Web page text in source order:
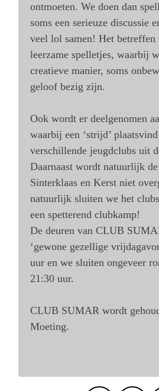
ontmoeten. We doen dan
soms een serieuze discussie
veel lol samen! Het betreffen
leerzame spelletjes, waarbij
creatieve manier, soms
geloof bezig zijn.
Ook wordt er deelgenomen
waarbij een ‘strijd’
verschillende jeugdclubs uit
Daarnaast wordt natuurlijk
Sinterklaas en Kerst niet
natuurlijk sluiten we het
een spetterend clubkamp!
De deuren van CLUB
‘gewone gezellige
uur en we sluiten ongeveer
21:30 uur.
CLUB SUMAR wordt
Moeting.